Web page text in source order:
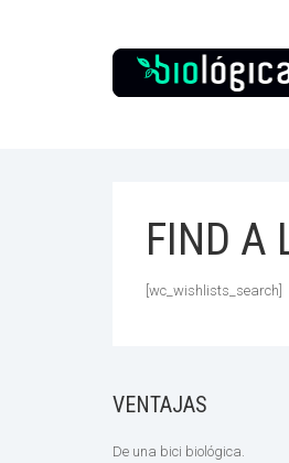
FIND A
[wc_wishlists_search]
VENTAJAS
De una bici biológica.